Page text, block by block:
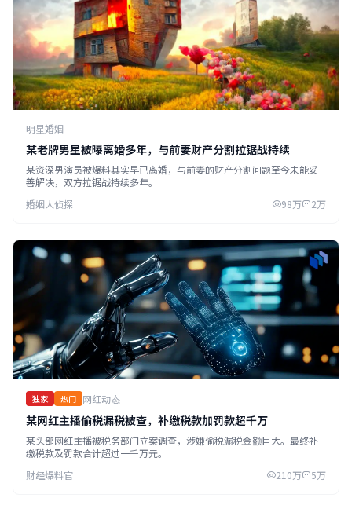
明星婚姻
某老牌男星被曝离婚多年，与前妻财产分割拉锯战持续
某资深男演员被爆料其实早已离婚，与前妻的财产分割问题至今未能妥
善解决，双方拉锯战持续多年。
婚姻大侦探
98万 2万
独家 热门 网红动态
某网红主播偷税漏税被查，补缴税款加罚款超千万
某头部网红主播被税务部门立案调查，涉嫌偷税漏税金额巨大。最终补
缴税款及罚款合计超过一千万元。
财经爆料官
210万 5万